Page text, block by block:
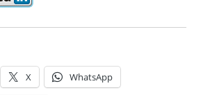
X WhatsApp